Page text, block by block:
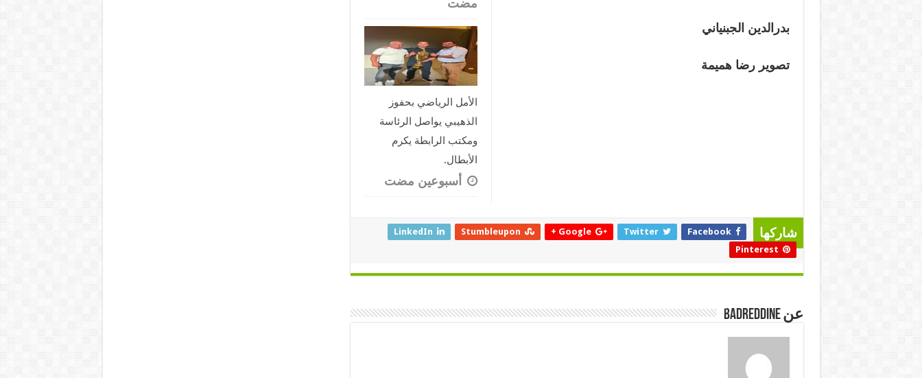
الأمل الرياضي بحفوز
الذهيبي يواصل الرئاسة
ومكتب الرابطة يكرم
الأبطال.
‏أسبوعين مضت
بدرالدين الجبنياني
تصوير رضا هميمة
شاركها Facebook
Twitter
Google +
Stumbleupon
LinkedIn
Pinterest
عن badreddine